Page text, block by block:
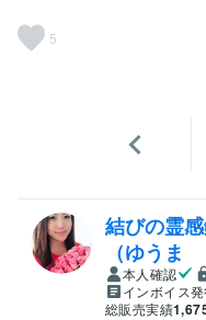
5
結びの霊
（ゆうま
本人確認
インボイス
総販売実績